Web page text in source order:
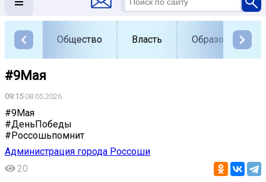
Общество Власть Образование
#9Мая
09:1508.05.2026
#9Мая
#ДеньПобеды
#Россошьпомнит
Администрация города Россоши
20